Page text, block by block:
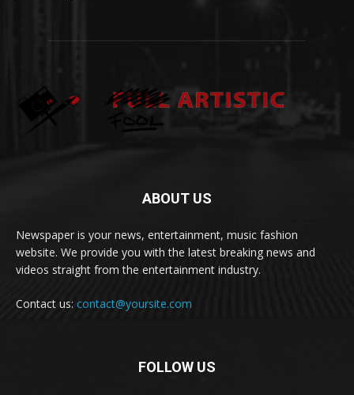
ABOUT US
Newspaper is your news, entertainment, music fashion
website. We provide you with the latest breaking news and
videos straight from the entertainment industry.
Contact us: contact@yoursite.com
FOLLOW US